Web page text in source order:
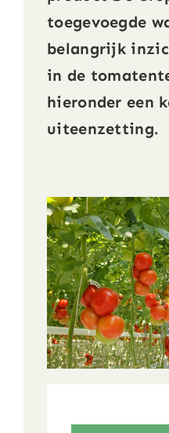
Nieuws
Contact
Linkedin
toegevoegde
belangrijk
in de
hieronder een
uiteenzetting.